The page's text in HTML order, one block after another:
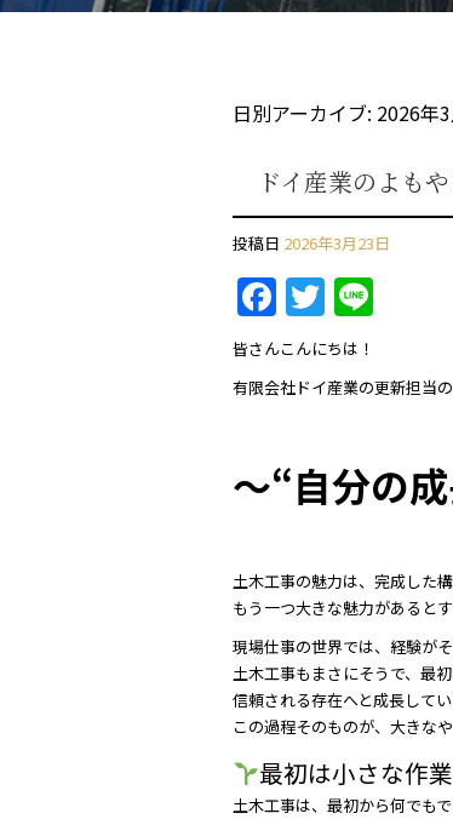
日別アーカイブ: 2026年
ドイ産業のよも
投稿日 2026年3月23日
F
a
c
e
b
o
k
T
w
itt
er
e
皆さんこんにちは！
有限会社ドイ産業の更新担当
～“自分の
土木工事の魅力は、完成した
もう一つ大きな魅力があると
現場仕事の世界では、経験が
土木工事もまさにそうで、最
信頼される存在へと成長してい
この過程そのものが、大きな
最初は小さな作
土木工事は、最初から何でも